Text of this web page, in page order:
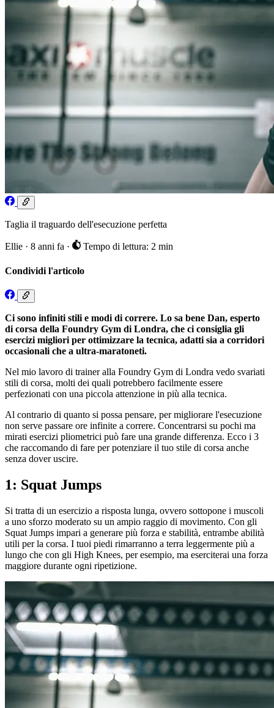
Taglia il traguardo dell'esecuzione perfetta
Ellie · 8 anni fa · Tempo di lettura: 2 min
Condividi l'articolo
Ci sono infiniti stili e modi di correre. Lo sa bene Dan, esperto
di corsa della Foundry Gym di Londra, che ci consiglia gli
esercizi migliori per ottimizzare la tecnica, adatti sia a corridori
occasionali che a ultra-maratoneti.
Nel mio lavoro di trainer alla Foundry Gym di Londra vedo svariati
stili di corsa, molti dei quali potrebbero facilmente essere
perfezionati con una piccola attenzione in più alla tecnica.
Al contrario di quanto si possa pensare, per migliorare l'esecuzione
non serve passare ore infinite a correre. Concentrarsi su pochi ma
mirati esercizi pliometrici può fare una grande differenza. Ecco i 3
che raccomando di fare per potenziare il tuo stile di corsa anche
senza dover uscire.
1: Squat Jumps
Si tratta di un esercizio a risposta lunga, ovvero sottopone i muscoli
a uno sforzo moderato su un ampio raggio di movimento. Con gli
Squat Jumps impari a generare più forza e stabilità, entrambe abilità
utili per la corsa. I tuoi piedi rimarranno a terra leggermente più a
lungo che con gli High Knees, per esempio, ma eserciterai una forza
maggiore durante ogni ripetizione.